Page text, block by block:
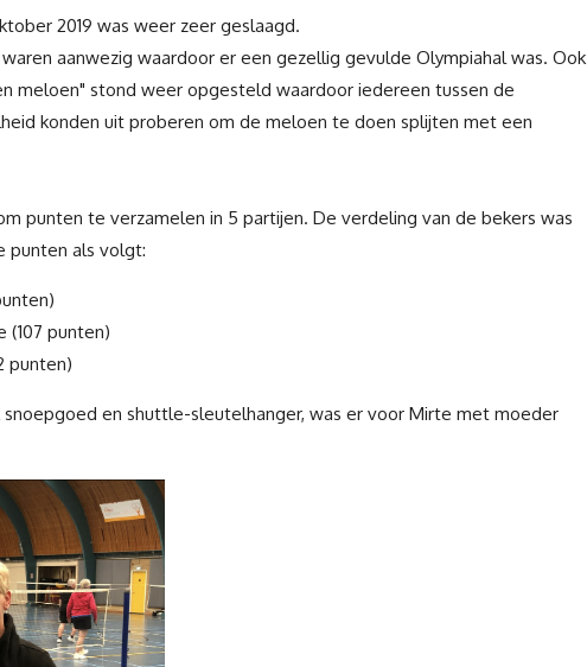
2019 was weer zeer geslaagd.
aanwezig waardoor er een gezellig gevulde Olympiahal was. Ook
meloen" stond weer opgesteld waardoor iedereen tussen de
konden uit proberen om de meloen te doen splijten met een
punten te verzamelen in 5 partijen. De verdeling van de bekers was
punten als volgt:
(107 punten)
punten)
snoepgoed en shuttle-sleutelhanger, was er voor Mirte met moeder